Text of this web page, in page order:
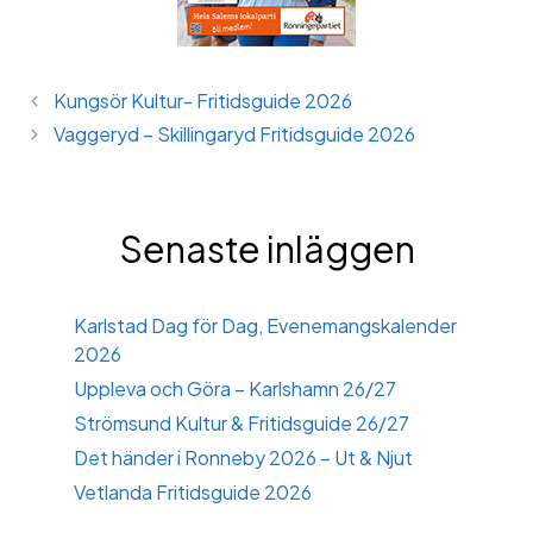
Kungsör Kultur- Fritidsguide 2026
Vaggeryd – Skillingaryd Fritidsguide 2026
Senaste inläggen
Karlstad Dag för Dag, Evenemangskalender
2026
Uppleva och Göra – Karlshamn 26/27
Strömsund Kultur & Fritidsguide 26/27
Det händer i Ronneby 2026 – Ut & Njut
Vetlanda Fritidsguide 2026